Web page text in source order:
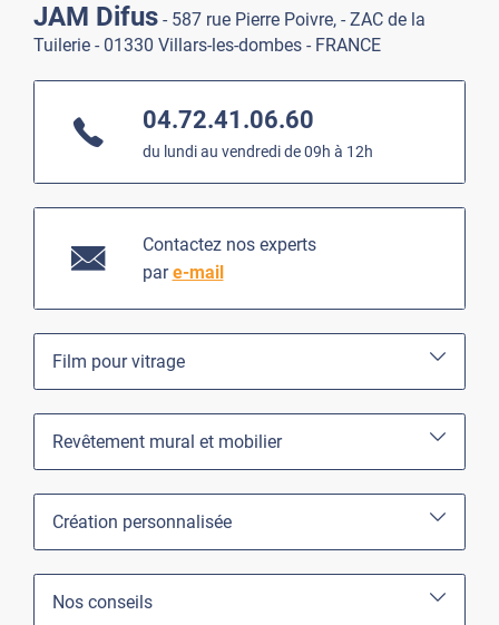
JAM Difus - 587 rue Pierre Poivre, - ZAC de la
Tuilerie - 01330 Villars-les-dombes - FRANCE
04.72.41.06.60
du lundi au vendredi de 09h à 12h
Contactez nos experts
pare-mail
Film pour vitrage
Revêtement mural et mobilier
Création personnalisée
Nos conseils